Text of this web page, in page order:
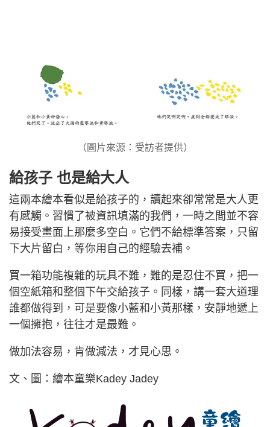
（圖片來源：受訪者提供）
給孩子 也是給大人
這兩本繪本看似是給孩子的，讀起來卻常常是大人更
有感觸。習慣了被資訊填滿的我們，一時之間並不容
易接受畫面上那麼多空白。它們不給標準答案，只留
下大片留白，等你用自己的經驗去補。
買一箱功能複雜的玩具不難，難的是忍住不買，把一
個空紙箱和整個下午交給孩子。同樣，講一套大道理
誰都做得到，可是要像小藍和小黃那樣，安靜地遞上
一個擁抱，往往才是最難。
做加法容易，肯做減法，才見心思。
文、圖：繪本童樂Kadey Jadey